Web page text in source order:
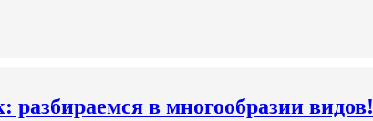
в многообразии видов!